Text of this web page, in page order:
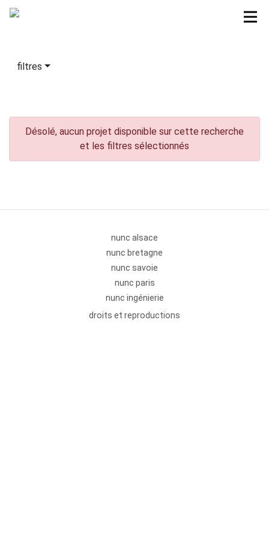
filtres
Désolé, aucun projet disponible sur cette recherche
et les filtres sélectionnés
nunc alsace
nunc bretagne
nunc savoie
nunc paris
nunc ingénierie
droits et reproductions